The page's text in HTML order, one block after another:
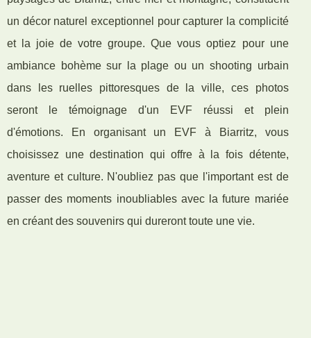
un décor naturel exceptionnel pour capturer la complicité
et la joie de votre groupe. Que vous optiez pour une
ambiance bohème sur la plage ou un shooting urbain
dans les ruelles pittoresques de la ville, ces photos
seront le témoignage d'un EVF réussi et plein
d'émotions. En organisant un EVF à Biarritz, vous
choisissez une destination qui offre à la fois détente,
aventure et culture. N'oubliez pas que l'important est de
passer des moments inoubliables avec la future mariée
en créant des souvenirs qui dureront toute une vie.